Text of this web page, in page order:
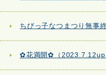
ちびっ子なつまつり無事
✿花満開✿（2023.7.12up